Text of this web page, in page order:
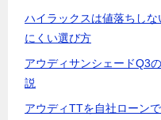
ハイラックスは値落ちし
にくい選び方
アウディサンシェードQ3
説
アウディTTを自社ローン